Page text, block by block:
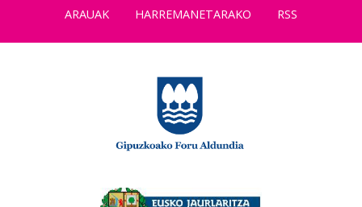
ARAUAK
HARREMANETARAKO RSS